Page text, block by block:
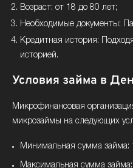
Возраст: от 18 до 80 лет;
Необходимые документы:
Кредитная история:
историей.
Условия займа в
Микрофинансовая
микрозаймы на следующих
Минимальная сумма займа:
Максимальная сумма